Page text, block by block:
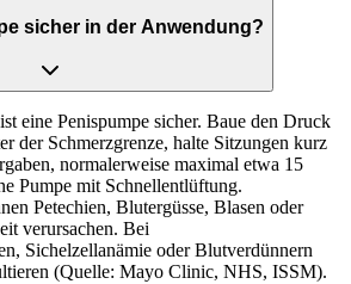
sicher in der Anwendung?
eine Penispumpe sicher. Baue den Druck
der Schmerzgrenze, halte Sitzungen kurz
normalerweise maximal etwa 15
Pumpe mit Schnellentlüftung.
Petechien, Blutergüsse, Blasen oder
verursachen. Bei
Sichelzellanämie oder Blutverdünnern
(Quelle: Mayo Clinic, NHS, ISSM).